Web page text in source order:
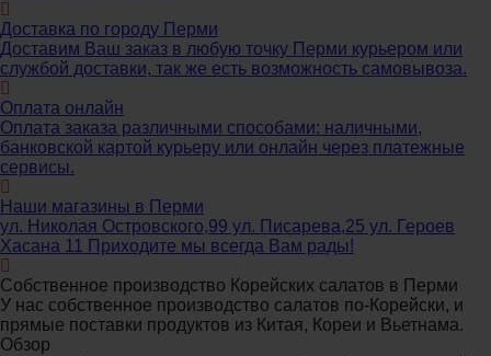
Доставка по городу Перми
Доставим Ваш заказ в любую точку Перми курьером или
службой доставки, так же есть возможность самовывоза.
Оплата онлайн
Оплата заказа различными способами: наличными,
банковской картой курьеру или онлайн через платежные
сервисы.
Наши магазины в Перми
ул. Николая Островского,99 ул. Писарева,25 ул. Героев
Хасана 11 Приходите мы всегда Вам рады!
Собственное производство Корейских салатов в Перми
У нас собственное производство салатов по-Корейски, и
прямые поставки продуктов из Китая, Кореи и Вьетнама.
Обзор